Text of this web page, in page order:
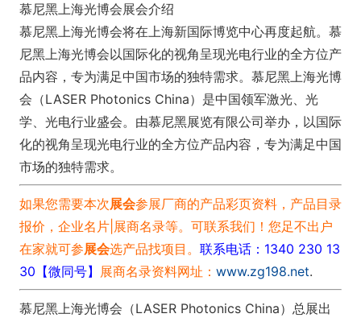
慕尼黑上海光博会展会介绍
慕尼黑上海光博会将在上海新国际博览中心再度起航。慕
尼黑上海光博会以国际化的视角呈现光电行业的全方位产
品内容，专为满足中国市场的独特需求。慕尼黑上海光博
会（LASER Photonics China）是中国领军激光、光
学、光电行业盛会。由慕尼黑展览有限公司举办，以国际
化的视角呈现光电行业的全方位产品内容，专为满足中国
市场的独特需求。
如果您需要本次展会参展厂商的产品彩页资料，产品目录
报价，企业名片|展商名录等。可联系我们！您足不出户
在家就可参展会选产品找项目。 联系电话：1340 230 13
30【微同号】 展商名录资料网址： www.zg198.net.
慕尼黑上海光博会（LASER Photonics China）总展出